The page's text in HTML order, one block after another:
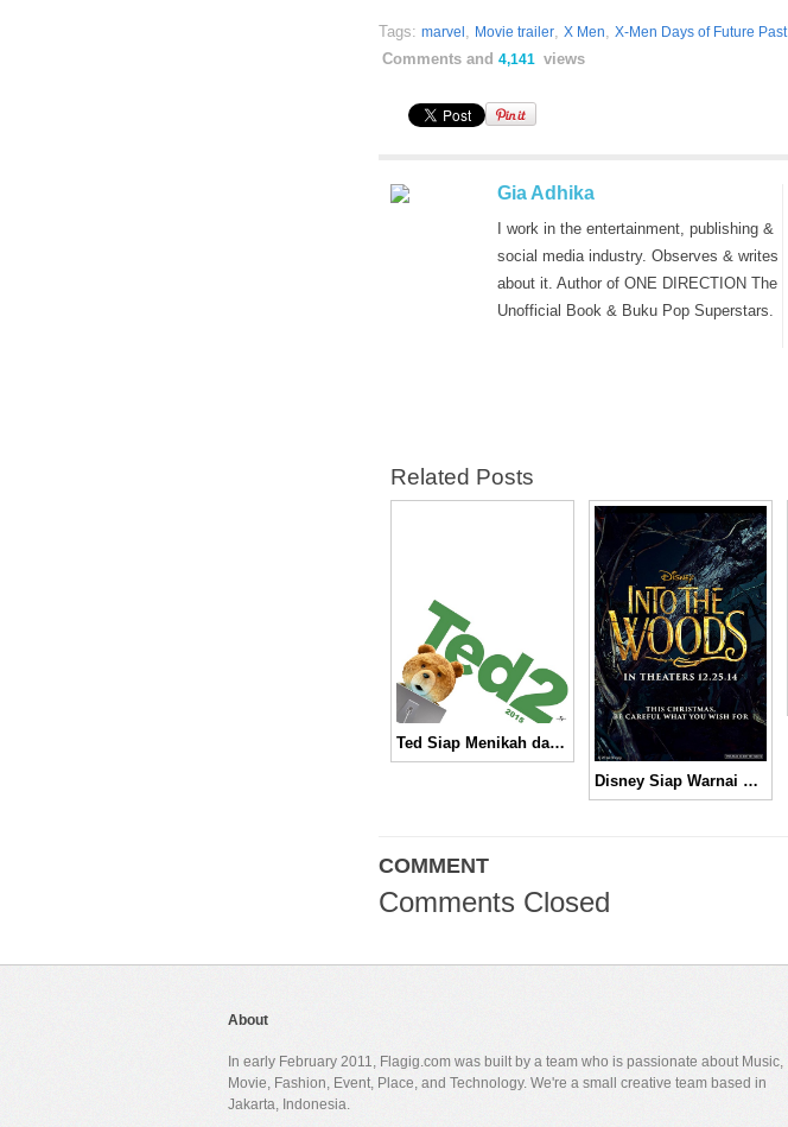
Tags: marvel , Movie trailer, X Men, X-Men Days of Future Past
Comments and 4,141 views
Gia Adhika
I work in the entertainment, publishing &
social media industry. Observes & writes
about it. Author of ONE DIRECTION The
Unofficial Book & Buku Pop Superstars.
Related Posts
Ted Siap Menikah dan Memiliki Anak Dalam “Ted 2” │Movie Trailer
Disney Siap Warnai Natal dengan “Into The Woods” │ Trailer
COMMENT
Comments Closed
About
In early February 2011, Flagig.com was built by a team who is passionate about Music,
Movie, Fashion, Event, Place, and Technology. We're a small creative team based in
Jakarta, Indonesia.